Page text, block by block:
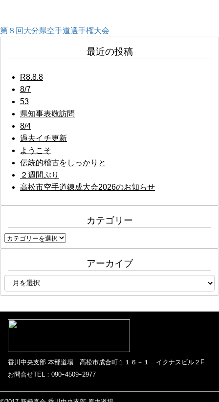
投
ビ
ゲ
ョ
第８回大分県空手道選手権大会
最近の投稿
R8.8.8
8/7
53
県知事表敬訪問
8/4
過去イチ更新
ようこそ
伝統的稽古をしっかりと
２週間ぶり
高松市空手道錬成大会2026のお知らせ
カテゴリー
カ
テ
リ
アーカイブ
ー
ブ
香川中央支部 本部道場 高松市成合町１１６－１ イクナスビル２F
お問合せTEL：090ｰ4509ｰ2977